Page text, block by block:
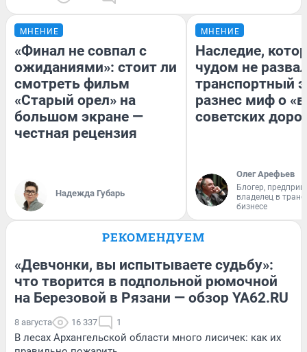
МНЕНИЕ
«Финал не совпал с
ожиданиями»: стоит ли
смотреть фильм
«Старый орел» на
большом экране —
честная рецензия
Надежда Губарь
МНЕНИЕ
Наследие,
чудом не
транспортный
разнес миф о
советских
Олег Арефьев
Блогер,
владелец в
бизнесе
РЕКОМЕНДУЕМ
«Девчонки, вы испытываете судьбу»:
что творится в подпольной рюмочной
на Березовой в Рязани — обзор YA62.RU
8 августа 16 337 1
В лесах Архангельской области много лисичек: как их